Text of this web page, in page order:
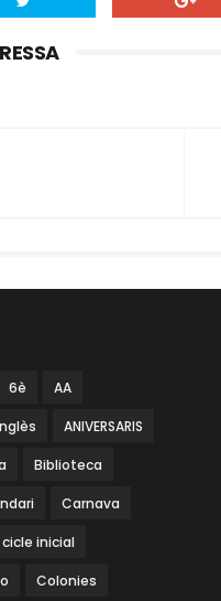
6è AA
ANIVERSARIS
Biblioteca
Carnava
cicle inicial
Colonies